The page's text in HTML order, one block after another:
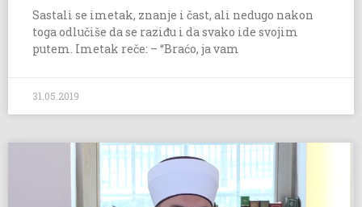
Sastali se imetak, znanje i čast, ali nedugo nakon
toga odlučiše da se raziđu i da svako ide svojim
putem. Imetak reče: – “Braćo, ja vam
31.05.2019